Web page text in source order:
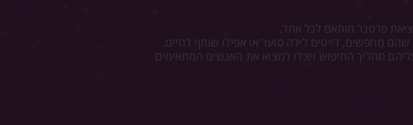
פרטנר מותאם לכל אחד.
מחפשים, דייטים לילה סוער או אפילו שותף לחיים.
תהליך החיפוש ויוכלו למצוא את האנשים המתאימים